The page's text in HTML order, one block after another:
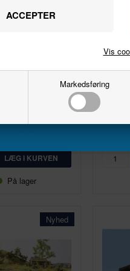
Markedsføring
Vis
På lager
Nyhed